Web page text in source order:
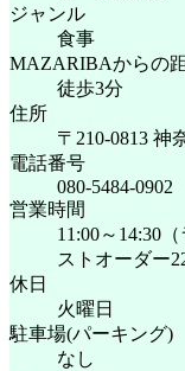
ジャンル
食事
MAZARIBAからの
徒歩3分
住所
〒210-0813 神
電話番号
080-5484-0902
営業時間
11:00～14:30
ストオーダー
休日
火曜日
駐車場(パーキング)
なし